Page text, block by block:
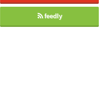
feedly